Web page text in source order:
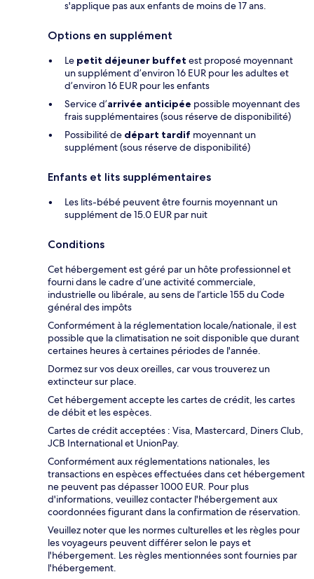
s'applique pas aux enfants de moins de 17 ans.
Options en supplément
Le petit déjeuner buffet est proposé moyennant
un supplément d’environ 16 EUR pour les adultes et
d’environ 16 EUR pour les enfants
Service d’arrivée anticipée possible moyennant des
frais supplémentaires (sous réserve de disponibilité)
Possibilité de départ tardif moyennant un
supplément (sous réserve de disponibilité)
Enfants et lits supplémentaires
Les lits-bébé peuvent être fournis moyennant un
supplément de 15.0 EUR par nuit
Conditions
Cet hébergement est géré par un hôte professionnel et
fourni dans le cadre d’une activité commerciale,
industrielle ou libérale, au sens de l’article 155 du Code
général des impôts
Conformément à la réglementation locale/nationale, il est
possible que la climatisation ne soit disponible que durant
certaines heures à certaines périodes de l'année.
Dormez sur vos deux oreilles, car vous trouverez un
extincteur sur place.
Cet hébergement accepte les cartes de crédit, les cartes
de débit et les espèces.
Cartes de crédit acceptées : Visa, Mastercard, Diners Club,
JCB International et UnionPay.
Conformément aux réglementations nationales, les
transactions en espèces effectuées dans cet hébergement
ne peuvent pas dépasser 1000 EUR. Pour plus
d'informations, veuillez contacter l'hébergement aux
coordonnées figurant dans la confirmation de réservation.
Veuillez noter que les normes culturelles et les règles pour
les voyageurs peuvent différer selon le pays et
l'hébergement. Les règles mentionnées sont fournies par
l'hébergement.